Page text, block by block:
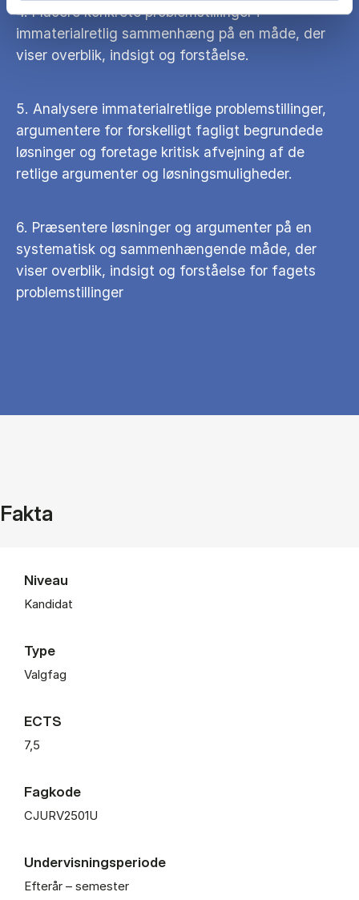
4. Placere konkrete problemstillinger i
immaterialretlig sammenhæng på en måde, der
viser overblik, indsigt og forståelse.
5. Analysere immaterialretlige problemstillinger,
argumentere for forskelligt fagligt begrundede
løsninger og foretage kritisk afvejning af de
retlige argumenter og løsningsmuligheder.
6. Præsentere løsninger og argumenter på en
systematisk og sammenhængende måde, der
viser overblik, indsigt og forståelse for fagets
problemstillinger
Fakta
Niveau
Kandidat
Type
Valgfag
ECTS
7,5
Fagkode
CJURV2501U
Undervisningsperiode
Efterår – semester